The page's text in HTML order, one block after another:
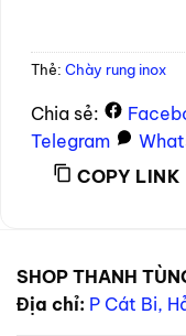
Thẻ: Chày rung inox
Chia sẻ:
Telegram
COPY LINK
SHOP THANH
Địa chỉ: P Cát Bi,